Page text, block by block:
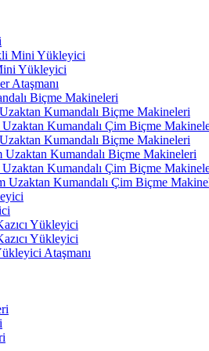
Mini Yükleyici
Yükleyici
Ataşmanı
Biçme Makineleri
Kumandalı Biçme Makineleri
Uzaktan Kumandalı Çim Biçme
Kumandalı Biçme Makineleri
Uzaktan Kumandalı Biçme Makineleri
Kumandalı Çim Biçme
Uzaktan Kumandalı Çim Biçme
Yükleyici
Yükleyici
Ataşmanı